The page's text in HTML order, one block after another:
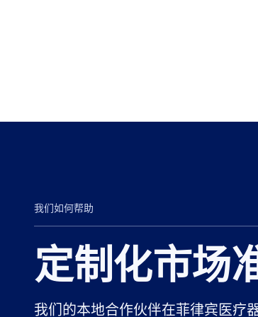
我们如何帮助
定制化市场
我们的本地合作伙伴在菲律宾医疗